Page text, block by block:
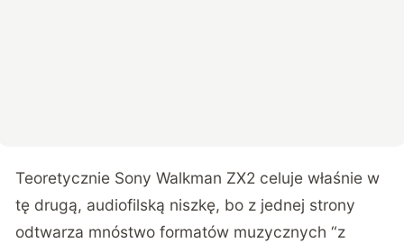
Teoretycznie Sony Walkman ZX2 celuje właśnie w
tę drugą, audiofilską niszkę, bo z jednej strony
odtwarza mnóstwo formatów muzycznych “z